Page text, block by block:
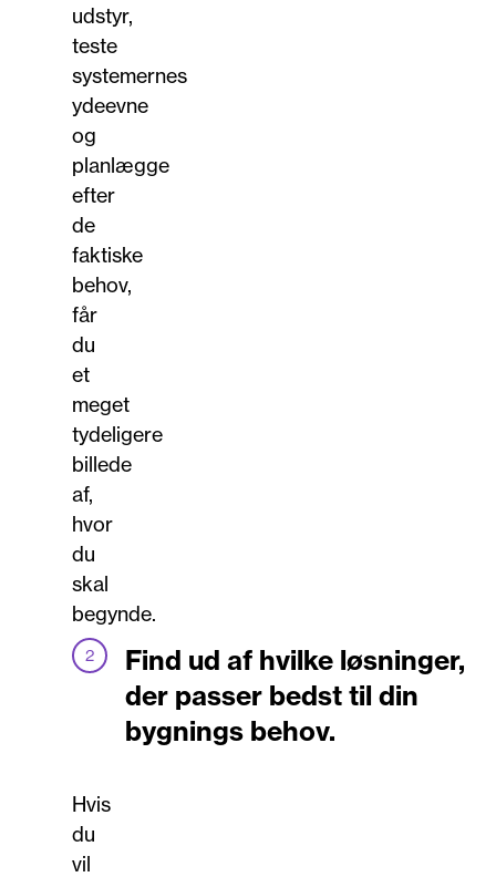
udstyr,
teste
systemernes
ydeevne
og
planlægge
efter
de
faktiske
behov,
får
du
et
meget
tydeligere
billede
af,
hvor
du
skal
begynde.
Find ud af hvilke løsninger,
der passer bedst til din
bygnings behov.
Hvis
du
vil